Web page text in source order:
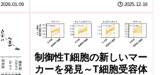
2026-01-09
を明らかにした画期的な
発見～
2025-12-16
制御性T細胞の新しいマー
カーを発見～T細胞受容体